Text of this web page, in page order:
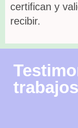
certifican y
recibir.